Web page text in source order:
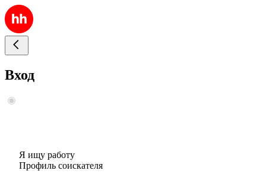
Вход
Я ищу работу
Профиль соискателя